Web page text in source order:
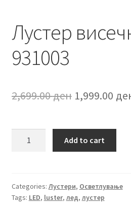
Лустер
931003
2,699.00ден Original
was:
2,699.00 ден.
1,999.00
quantity
Add to cart
Categories:Лустери, Осветлување
Tags: LED, luster, лед, лустер